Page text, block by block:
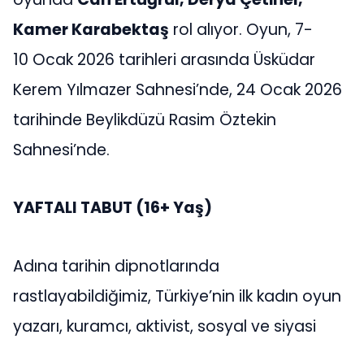
Kamer Karabektaş rol alıyor. Oyun, 7-
10 Ocak 2026 tarihleri arasında Üsküdar
Kerem Yılmazer Sahnesi’nde, 24 Ocak 2026
tarihinde Beylikdüzü Rasim Öztekin
Sahnesi’nde.
YAFTALI TABUT (16+ Yaş)
Adına tarihin dipnotlarında
rastlayabildiğimiz, Türkiye’nin ilk kadın oyun
yazarı, kuramcı, aktivist, sosyal ve siyasi